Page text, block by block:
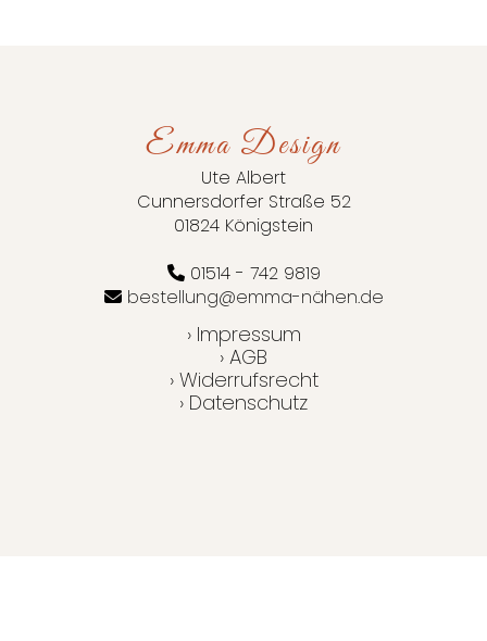
Emma Design
Ute Albert
Cunnersdorfer Straße 52
01824 Königstein
01514 - 742 9819
bestellung@emma-nähen.de
› Impressum
› AGB
› Widerrufsrecht
› Datenschutz